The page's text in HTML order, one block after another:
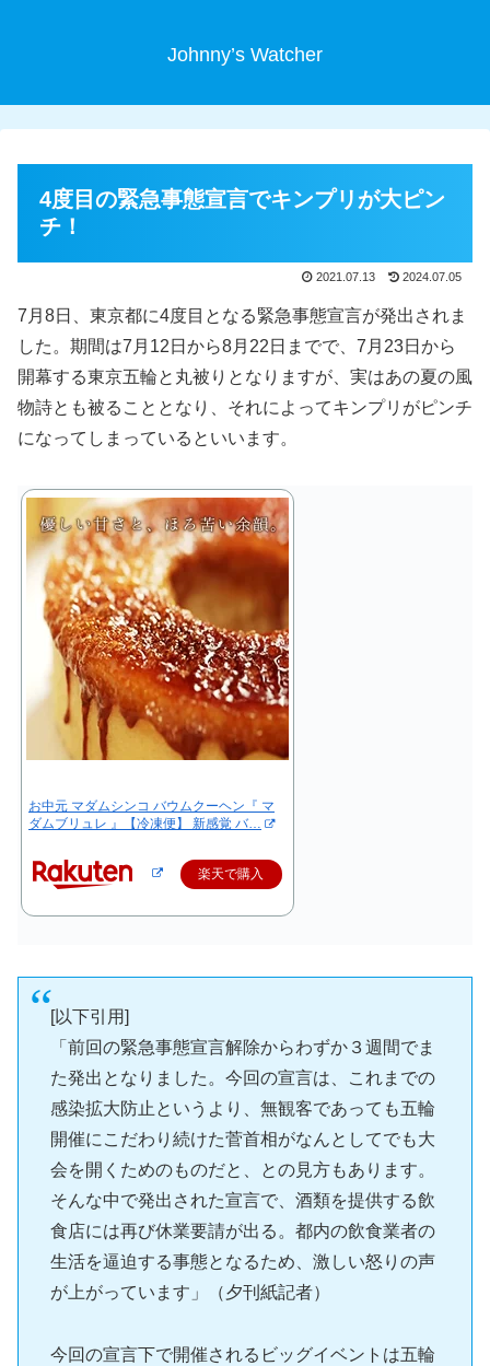
Johnny’s Watcher
4度目の緊急事態宣言でキンプリが大ピン
チ！
2021.07.13 2024.07.05
7月8日、東京都に4度目となる緊急事態宣言が発出されま
した。期間は7月12日から8月22日までで、7月23日から
開幕する東京五輪と丸被りとなりますが、実はあの夏の風
物詩とも被ることとなり、それによってキンプリがピンチ
になってしまっているといいます。
お中元 マダムシンコ バウムクーヘン『 マ
ダムブリュレ 』【冷凍便】 新感覚 バ…
楽天で購入
[以下引用]
「前回の緊急事態宣言解除からわずか３週間でま
た発出となりました。今回の宣言は、これまでの
感染拡大防止というより、無観客であっても五輪
開催にこだわり続けた菅首相がなんとしてでも大
会を開くためのものだと、との見方もあります。
そんな中で発出された宣言で、酒類を提供する飲
食店には再び休業要請が出る。都内の飲食業者の
生活を逼迫する事態となるため、激しい怒りの声
が上がっています」（夕刊紙記者）
今回の宣言下で開催されるビッグイベントは五輪